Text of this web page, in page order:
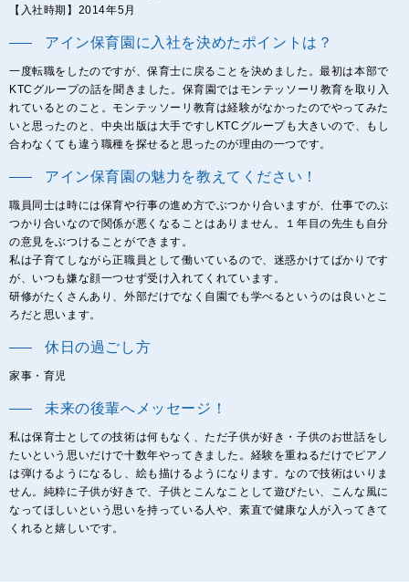
【入社時期】2014年5月
アイン保育園に入社を決めたポイントは？
一度転職をしたのですが、保育士に戻ることを決めました。最初は本部で
KTCグループの話を聞きました。保育園ではモンテッソーリ教育を取り入
れているとのこと。モンテッソーリ教育は経験がなかったのでやってみた
いと思ったのと、中央出版は大手ですしKTCグループも大きいので、もし
合わなくても違う職種を探せると思ったのが理由の一つです。
アイン保育園の魅力を教えてください！
職員同士は時には保育や行事の進め方でぶつかり合いますが、仕事でのぶ
つかり合いなので関係が悪くなることはありません。１年目の先生も自分
の意見をぶつけることができます。
私は子育てしながら正職員として働いているので、迷惑かけてばかりです
が、いつも嫌な顔一つせず受け入れてくれています。
研修がたくさんあり、外部だけでなく自園でも学べるというのは良いとこ
ろだと思います。
休日の過ごし方
家事・育児
未来の後輩へメッセージ！
私は保育士としての技術は何もなく、ただ子供が好き・子供のお世話をし
たいという思いだけで十数年やってきました。経験を重ねるだけでピアノ
は弾けるようになるし、絵も描けるようになります。なので技術はいりま
せん。純粋に子供が好きで、子供とこんなことして遊びたい、こんな風に
なってほしいという思いを持っている人や、素直で健康な人が入ってきて
くれると嬉しいです。